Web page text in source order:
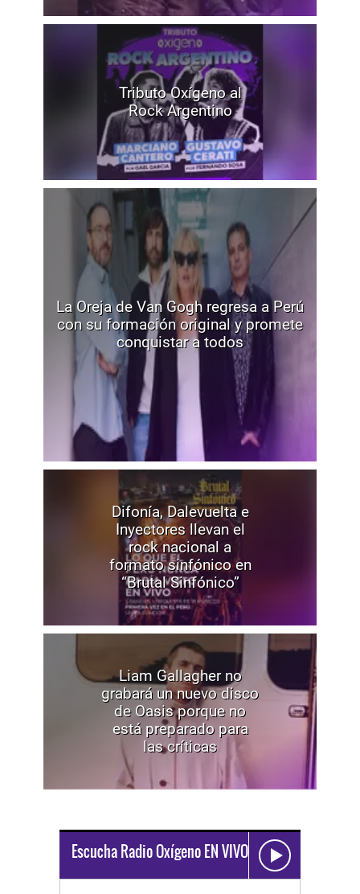
Tributo Oxígeno al
Rock Argentino
La Oreja de Van Gogh regresa a Perú
con su formación original y promete
conquistar a todos
Difonía, Dalevuelta e
Inyectores llevan el
rock nacional a
formato sinfónico en
“Brutal Sinfónico”
Liam Gallagher no
grabará un nuevo disco
de Oasis porque no
está preparado para
las críticas
Escucha Radio Oxígeno EN VIVO